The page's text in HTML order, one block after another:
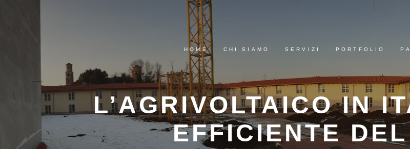
HOME CHI SIAMO SERVIZI PORTFOLIO
L’AGRIVOLTAICO IN
EFFICIENTE